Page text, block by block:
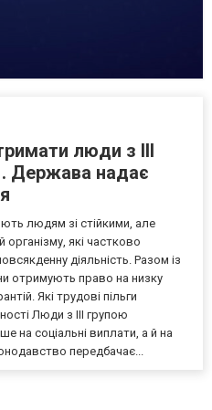
люди з III
. Держава надає
людям зі стійкими, але
які частково
діяльність. Разом із
отримують право на низку
Які трудові пільги
Люди з III групою
на соціальні виплати, а й на
передбачає...